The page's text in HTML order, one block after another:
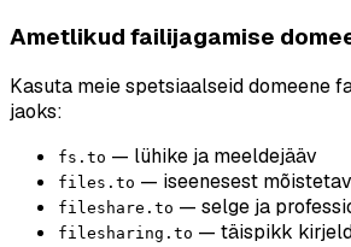
Ametlikud failijagamise
Kasuta meie spetsiaalseid domeene
jaoks:
fs.to — lühike ja meeldejääv
files.to — iseenesest mõistetav
fileshare.to — selge ja
filesharing.to — täispikk